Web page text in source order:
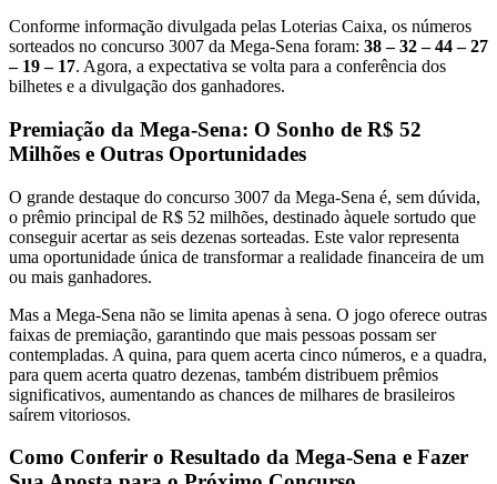
Conforme informação divulgada pelas Loterias Caixa, os números
sorteados no concurso 3007 da Mega-Sena foram: 38 – 32 – 44 – 27
– 19 – 17. Agora, a expectativa se volta para a conferência dos
bilhetes e a divulgação dos ganhadores.
Premiação da Mega-Sena: O Sonho de R$ 52
Milhões e Outras Oportunidades
O grande destaque do concurso 3007 da Mega-Sena é, sem dúvida,
o prêmio principal de R$ 52 milhões, destinado àquele sortudo que
conseguir acertar as seis dezenas sorteadas. Este valor representa
uma oportunidade única de transformar a realidade financeira de um
ou mais ganhadores.
Mas a Mega-Sena não se limita apenas à sena. O jogo oferece outras
faixas de premiação, garantindo que mais pessoas possam ser
contempladas. A quina, para quem acerta cinco números, e a quadra,
para quem acerta quatro dezenas, também distribuem prêmios
significativos, aumentando as chances de milhares de brasileiros
saírem vitoriosos.
Como Conferir o Resultado da Mega-Sena e Fazer